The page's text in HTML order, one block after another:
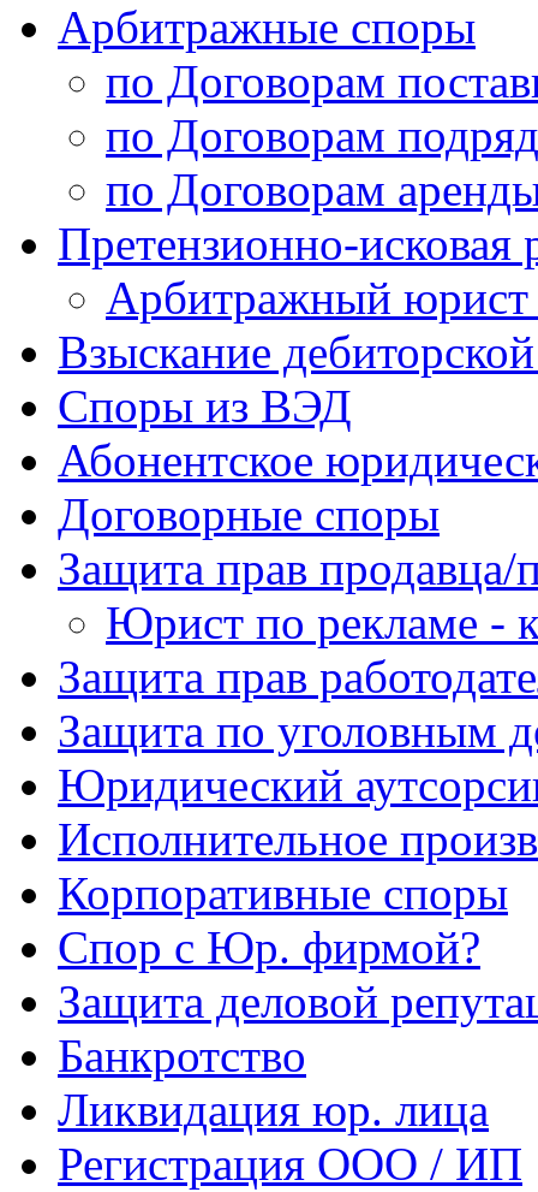
Арбитражные споры
по Договорам
по Договорам
по Договорам
Претензионно-исковая
Арбитражный юрист
Взыскание
Споры из ВЭД
Абонентское
Договорные споры
Защита прав продавца/
Юрист по рекламе -
Защита прав
Защита по уголовным
Юридический
Исполнительное
Корпоративные споры
Спор с Юр. фирмой?
Защита деловой
Банкротство
Ликвидация юр. лица
Регистрация ООО / ИП